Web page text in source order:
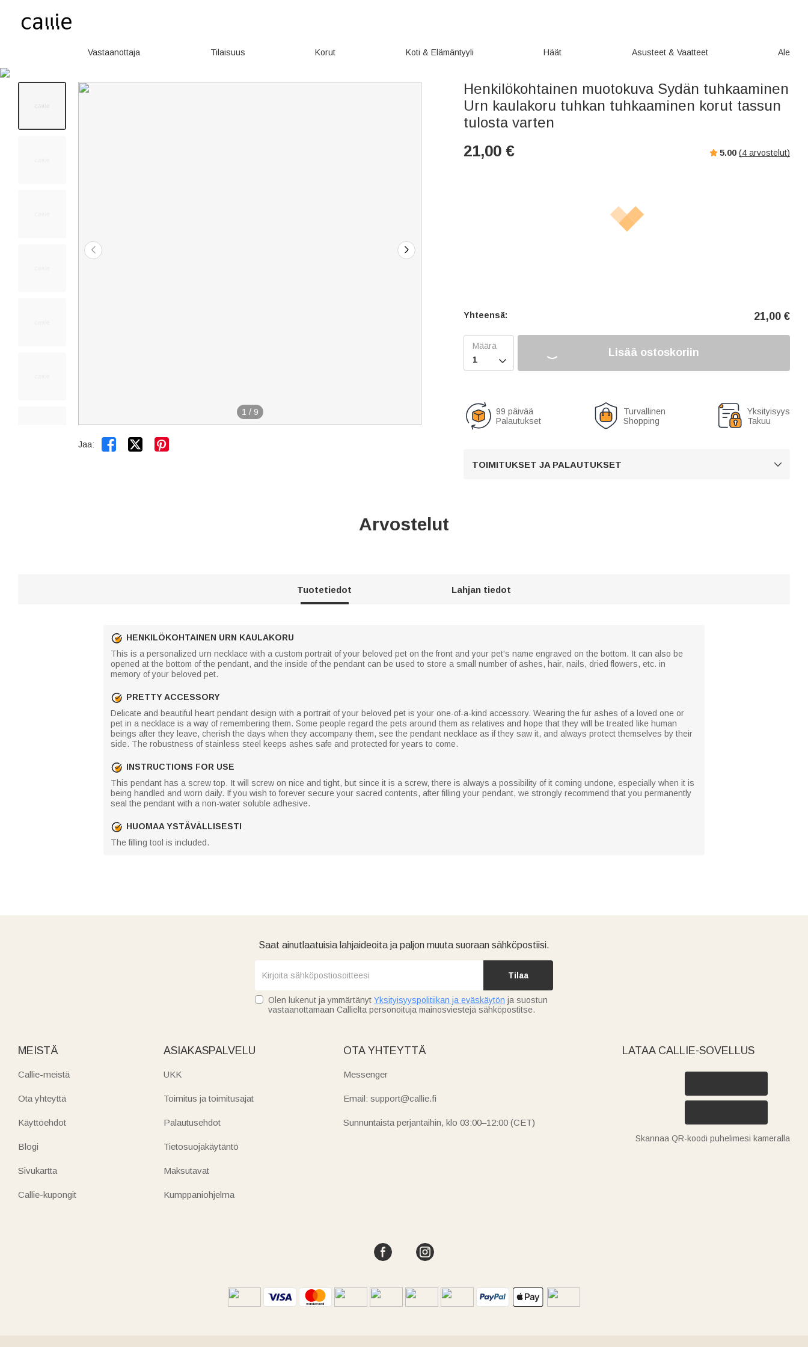
Vastaanottaja Tilaisuus Korut Koti & Elämäntyyli Häät Asusteet & Vaatteet Ale
1 / 9
Jaa:  
Henkilökohtainen muotokuva Sydän tuhkaaminen
Urn kaulakoru tuhkan tuhkaaminen korut tassun
tulosta varten
21,00 € 5.00 (4 arvostelut)
Yhteensä: 21,00 €

Lisää ostoskoriin
99 päivää
Palautukset
Turvallinen
Shopping
Yksityisyys
Takuu
TOIMITUKSET JA PALAUTUKSET 
Arvostelut
Tuotetiedot Lahjan tiedot
HENKILÖKOHTAINEN URN KAULAKORU
This is a personalized urn necklace with a custom portrait of your beloved pet on the front and your pet's name engraved on the bottom. It can also be
opened at the bottom of the pendant, and the inside of the pendant can be used to store a small number of ashes, hair, nails, dried flowers, etc. in
memory of your beloved pet.
PRETTY ACCESSORY
Delicate and beautiful heart pendant design with a portrait of your beloved pet is your one-of-a-kind accessory. Wearing the fur ashes of a loved one or
pet in a necklace is a way of remembering them. Some people regard the pets around them as relatives and hope that they will be treated like human
beings after they leave, cherish the days when they accompany them, see the pendant necklace as if they saw it, and always protect themselves by their
side. The robustness of stainless steel keeps ashes safe and protected for years to come.
INSTRUCTIONS FOR USE
This pendant has a screw top. It will screw on nice and tight, but since it is a screw, there is always a possibility of it coming undone, especially when it is
being handled and worn daily. If you wish to forever secure your sacred contents, after filling your pendant, we strongly recommend that you permanently
seal the pendant with a non-water soluble adhesive.
HUOMAA YSTÄVÄLLISESTI
The filling tool is included.
Saat ainutlaatuisia lahjaideoita ja paljon muuta suoraan sähköpostiisi.
Tilaa
Olen lukenut ja ymmärtänyt Yksityisyyspolitiikan ja eväskäytön ja suostun
vastaanottamaan Callielta personoituja mainosviestejä sähköpostitse.
MEISTÄ
Callie-meistä
Ota yhteyttä
Käyttöehdot
Blogi
Sivukartta
Callie-kupongit
ASIAKASPALVELU
UKK
Toimitus ja toimitusajat
Palautusehdot
Tietosuojakäytäntö
Maksutavat
Kumppaniohjelma
OTA YHTEYTTÄ
Messenger
Email: support@callie.fi
Sunnuntaista perjantaihin, klo 03:00–12:00 (CET)
LATAA CALLIE-SOVELLUS
Skannaa QR-koodi puhelimesi kameralla